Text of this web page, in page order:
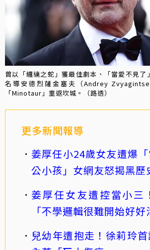
曾以「纏繞之蛇」獲最佳劇本、「當愛不見了
名導安德烈薩金塞夫（Andrey
「Minotaur」重返坎城。（路透）
更多新聞報導
姜厚任小24歲女友遭爆
公小孩」女網友怒揭黑歷
姜厚任女友遭控當小三
「不學邏輯很難開始好好
兒幼年遭抱走！徐莉玲